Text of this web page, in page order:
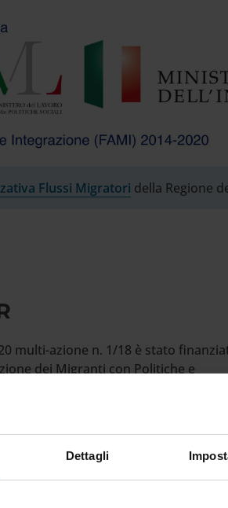
Dettagli
Flussi Migratori della Regione
multi-azione n. 1/18 è stato
dei Migranti con Politiche e
una serie di attività che coniugano
di Verona mette a disposizione
(socio-pedagogica-geo-
nel progetto sono il
e civiltà, Scienze umane,